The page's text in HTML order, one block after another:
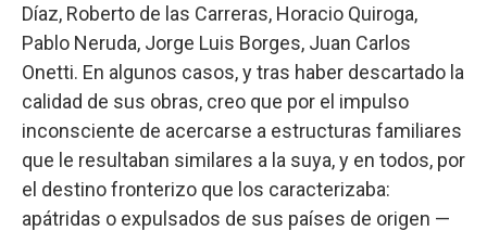
Díaz, Roberto de las Carreras, Horacio Quiroga,
Pablo Neruda, Jorge Luis Borges, Juan Carlos
Onetti. En algunos casos, y tras haber descartado la
calidad de sus obras, creo que por el impulso
inconsciente de acercarse a estructuras familiares
que le resultaban similares a la suya, y en todos, por
el destino fronterizo que los caracterizaba:
apátridas o expulsados de sus países de origen —